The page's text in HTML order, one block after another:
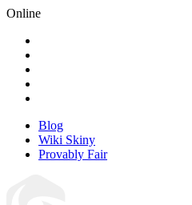
Online
Blog
Wiki Skiny
Provably Fair